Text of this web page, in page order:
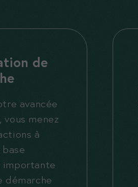
de
avancée
vous menez
à
importante
démarche